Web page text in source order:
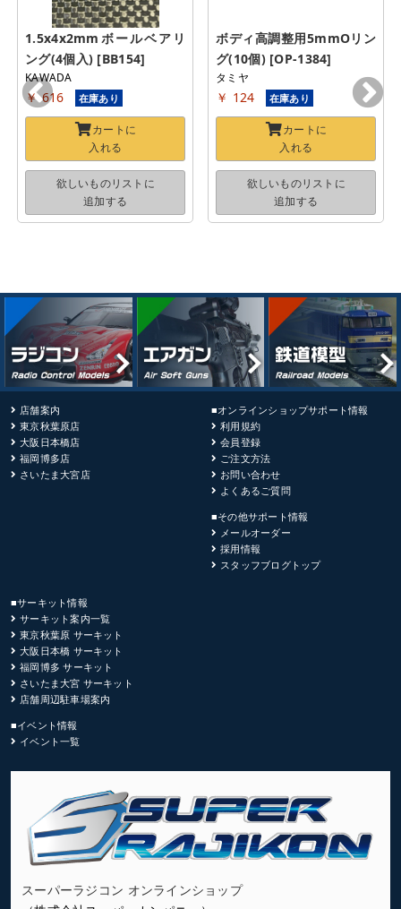
1.5x4x2mmボールベアリ
ング(4個入) [BB154]
KAWADA
￥ 616 在庫あり
カートに
入れる
欲しいものリストに
追加する
ボディ高調整用5mmOリン
グ(10個) [OP-1384]
タミヤ
￥ 124 在庫あり
カートに
入れる
欲しいものリストに
追加する
店舗案内
東京秋葉原店
大阪日本橋店
福岡博多店
さいたま大宮店
■オンラインショップサポート情報
利用規約
会員登録
ご注文方法
お問い合わせ
よくあるご質問
■その他サポート情報
メールオーダー
採用情報
スタッフブログトップ
■サーキット情報
サーキット案内一覧
東京秋葉原 サーキット
大阪日本橋 サーキット
福岡博多 サーキット
さいたま大宮 サーキット
店舗周辺駐車場案内
■イベント情報
イベント一覧
スーパーラジコン オンラインショップ